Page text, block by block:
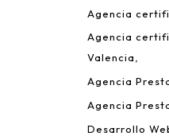
Agencia
Agencia
Valencia
Agencia
Agencia
Desarrollo